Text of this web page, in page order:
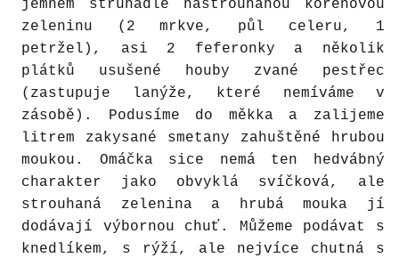
jemném struhadle nastrouhanou kořenovou
zeleninu (2 mrkve, půl celeru, 1
petržel), asi 2 feferonky a několik
plátků usušené houby zvané pestřec
(zastupuje lanýže, které nemíváme v
zásobě). Podusíme do měkka a zalijeme
litrem zakysané smetany zahuštěné hrubou
moukou. Omáčka sice nemá ten hedvábný
charakter jako obvyklá svíčková, ale
strouhaná zelenina a hrubá mouka jí
dodávají výbornou chuť. Můžeme podávat s
knedlíkem, s rýží, ale nejvíce chutná s